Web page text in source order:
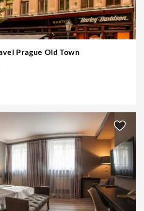
Prague Old Town